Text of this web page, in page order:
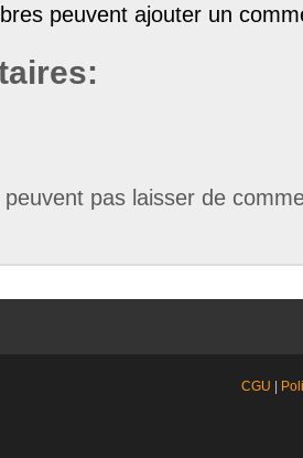
peuvent ajouter un
peuvent pas laisser de
CGU